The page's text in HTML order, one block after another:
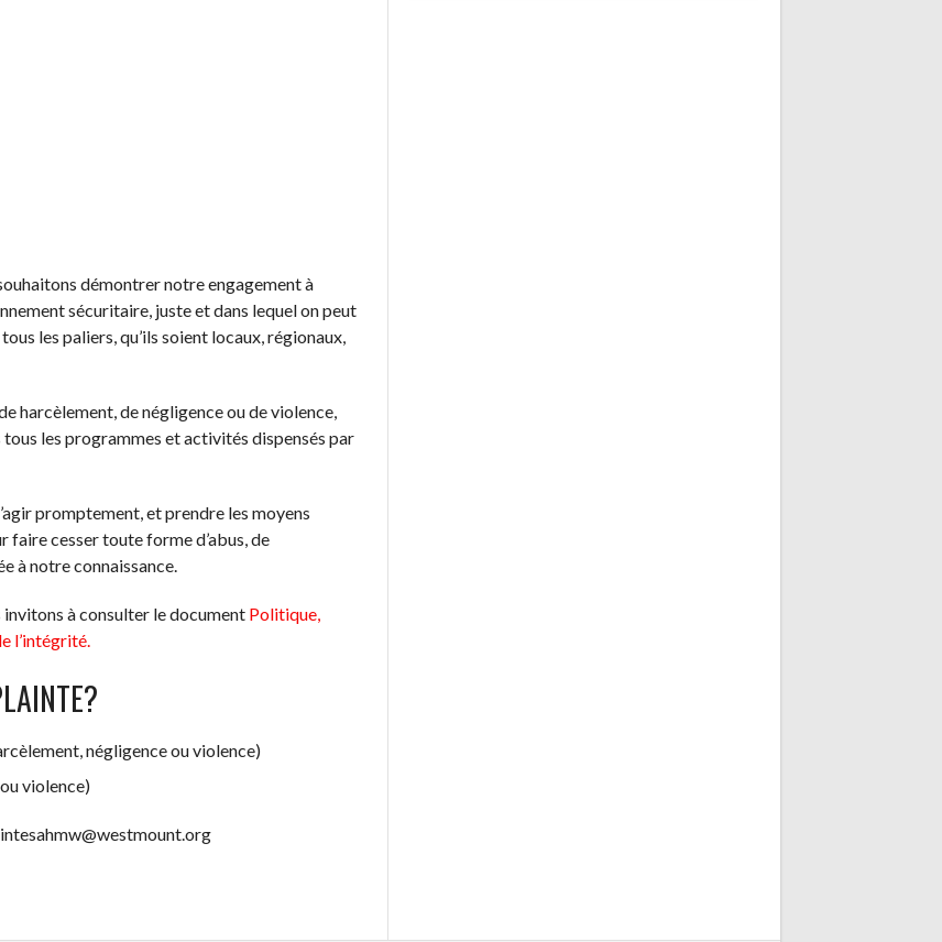
démontrer notre engagement à
sécuritaire, juste et dans lequel on peut
les paliers, qu’ils soient locaux, régionaux,
harcèlement, de négligence ou de violence,
les programmes et activités dispensés par
promptement, et prendre les moyens
faire cesser toute forme d’abus, de
à notre connaissance.
à consulter le document Politique,
l’intégrité.
négligence ou violence)
violence)